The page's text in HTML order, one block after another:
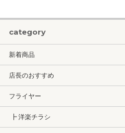
category
新着商品
店長のおすすめ
フライヤー
┣ 洋楽チラシ